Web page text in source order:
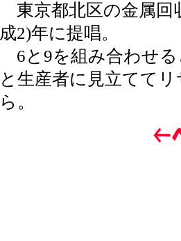
東京都北区の金属回
成2)年に提唱。
6と9を組み合わせる
と生産者に見立てて
ら。